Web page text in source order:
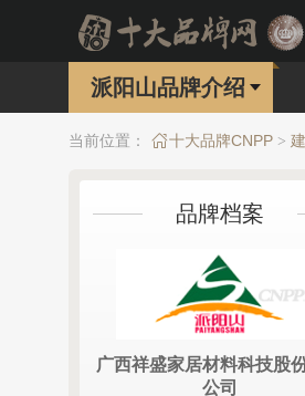
派阳山品牌介绍
当前位置： 十大品牌CNPP >
品牌档案
广西祥盛家居材料科技股
公司